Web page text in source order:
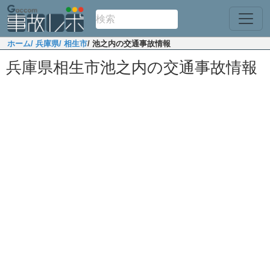
ホーム/ 兵庫県/ 相生市/ 池之内の交通事故情報
兵庫県相生市池之内の交通事故情報